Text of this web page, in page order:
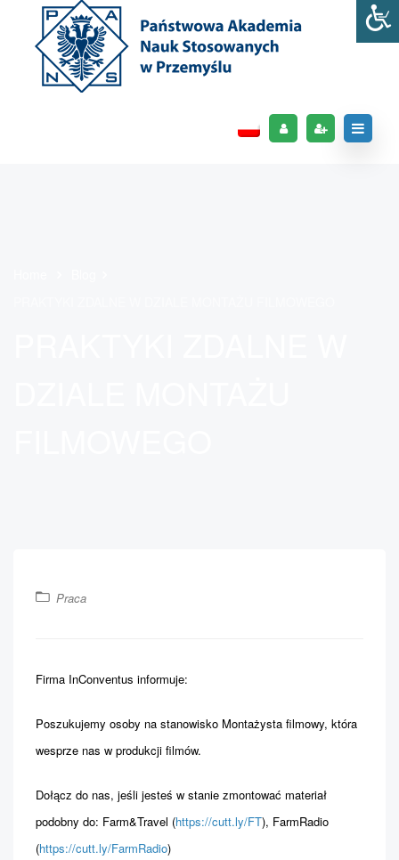
Praca
Firma InConventus informuje:
Poszukujemy osoby na stanowisko Montażysta filmowy, która
wesprze nas w produkcji filmów.
Dołącz do nas, jeśli jesteś w stanie zmontować materiał
podobny do: Farm&Travel (https://cutt.ly/FT), FarmRadio
(https://cutt.ly/FarmRadio)